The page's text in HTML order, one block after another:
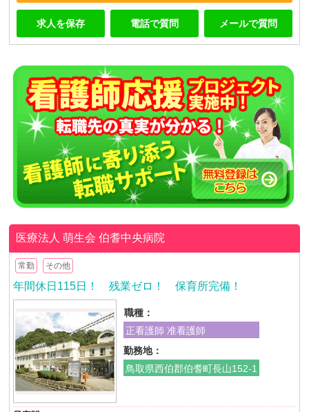
求人を保存 電話で質問 メールで質問
医療法人 萌生会伯耆中央病院
常勤 その他
年間休日115日！ 残業ゼロ！ 保育所完備！
職種：
正看護師 准看護師
勤務地：
鳥取県西伯郡伯耆町長山152-1